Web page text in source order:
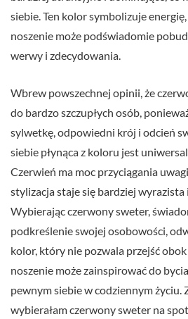
siebie. Ten kolor symbolizuje energię,
noszenie może podświadomie
werwy i zdecydowania.
Wbrew powszechnej opinii, że
do bardzo szczupłych osób,
sylwetkę, odpowiedni krój i odcień
siebie płynąca z koloru jest
Czerwień ma moc przyciągania
stylizacja staje się bardziej wyrazista
Wybierając czerwony sweter,
podkreślenie swojej osobowości,
kolor, który nie pozwala przejść
noszenie może zainspirować do
pewnym siebie w codziennym życiu.
wybierałam czerwony sweter na